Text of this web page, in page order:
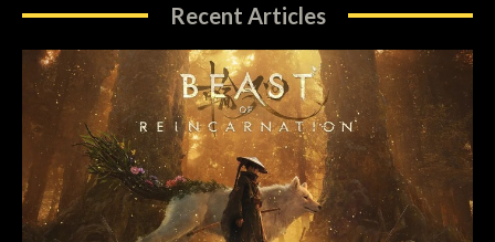
Recent Articles